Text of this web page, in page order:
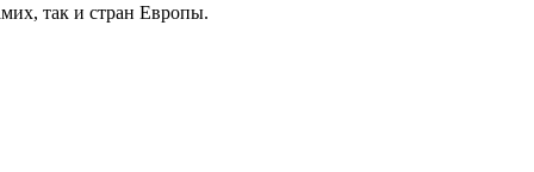
так и стран Европы.